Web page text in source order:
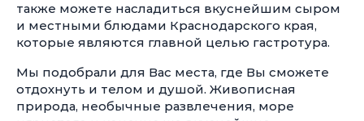
также можете насладиться вкуснейшим сыром
и местными блюдами Краснодарского края,
которые являются главной целью гастротура.
Мы подобрали для Вас места, где Вы сможете
отдохнуть и телом и душой. Живописная
природа, необычные развлечения, море